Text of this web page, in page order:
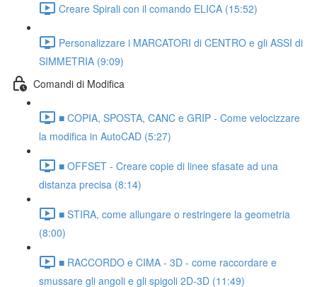
Creare Spirali con il comando ELICA (15:52)
Personalizzare i MARCATORI di CENTRO e gli ASSI di
SIMMETRIA (9:09)
Comandi di Modifica
■ COPIA, SPOSTA, CANC e GRIP - Come velocizzare
la modifica in AutoCAD (5:27)
■ OFFSET - Creare copie di linee sfasate ad una
distanza precisa (8:14)
■ STIRA, come allungare o restringere la geometria
(8:00)
■ RACCORDO e CIMA - 3D - come raccordare e
smussare gli angoli e gli spigoli 2D-3D (11:49)